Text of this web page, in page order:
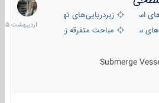
استراتژیکزیردریایی‌های تهاجمی
سبک
مباحث متفرقه زیرسطحی
Submerge
1405